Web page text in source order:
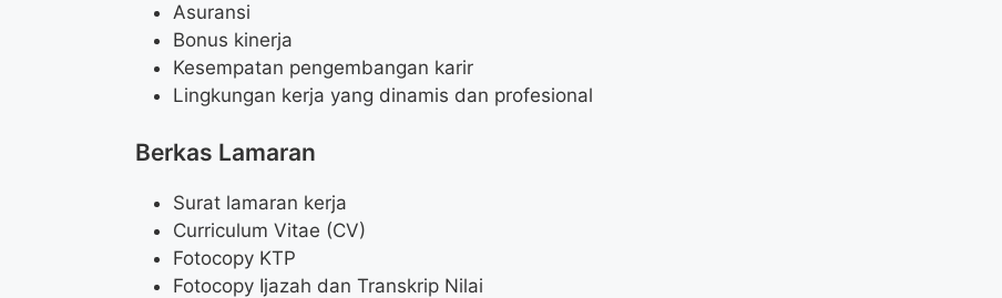
Asuransi
Bonus kinerja
Kesempatan pengembangan karir
Lingkungan kerja yang dinamis dan profesional
Berkas Lamaran
Surat lamaran kerja
Curriculum Vitae (CV)
Fotocopy KTP
Fotocopy Ijazah dan Transkrip Nilai